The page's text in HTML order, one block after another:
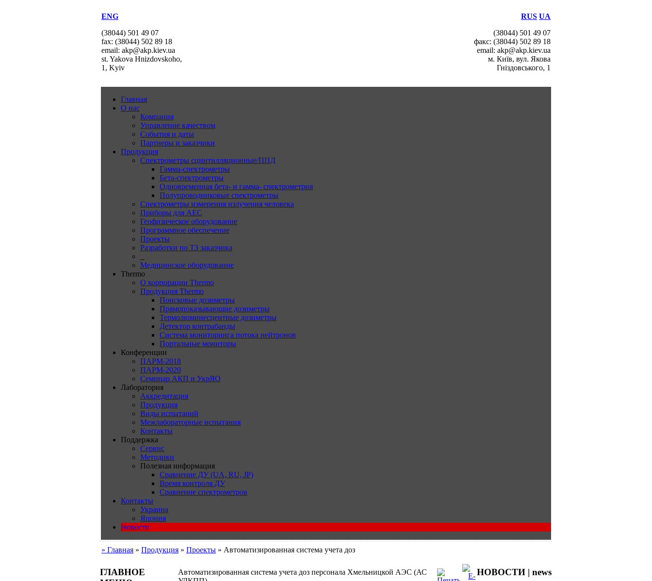
ENG
(38044) 501 49 07
fax: (38044) 502 89 18
email: akp@akp.kiev.ua
st. Yakova Hnizdovskoho,
1, Kyiv
RUS UA
(38044) 501 49 07
факс: (38044) 502 89 18
email: akp@akp.kiev.ua
м. Київ, вул. Якова
Гніздовського, 1
Главная
О нас
Компания
Управление качеством
События и даты
Партнеры и заказчики
Продукция
Спектрометры сцинтилляционные/ППД
Гамма-спектрометры
Бета-спектрометры
Одновременная бета- и гамма- спектрометрия
Полупроводниковые спектрометры
Спектрометры измерения излучения человека
Приборы для АЕС
Геофизическое оборудование
Программное обеспечение
Проекты
Разработки по ТЗ заказчика
Медицинское оборудование
Thermo
О корпорации Thermo
Продукция Thermo
Поисковые дозиметры
Прямопоказывающие дозиметры
Термолюминесцентные дозиметры
Детектор контрабанды
Система мониторинга потока нейтронов
Портальные мониторы
Конференции
ПАРМ-2018
ПАРМ-2020
Семинар АКП и УкрЯО
Лаборатория
Аккредитация
Продукция
Виды испытаний
Межлабораторные испытания
Контакты
Поддержка
Сервис
Методики
Полезная информация
Сравнение ДУ (UA, RU, JP)
Время контроля ДУ
Сравнение спектрометров
Контакты
Украина
Япония
Новости
» Главная » Продукция » Проeкты » Автоматизированная система учета доз
ГЛАВНОЕ
Автоматизированная система учета доз персонала Хмельницкой АЭС (АС
НОВОСТИ | news